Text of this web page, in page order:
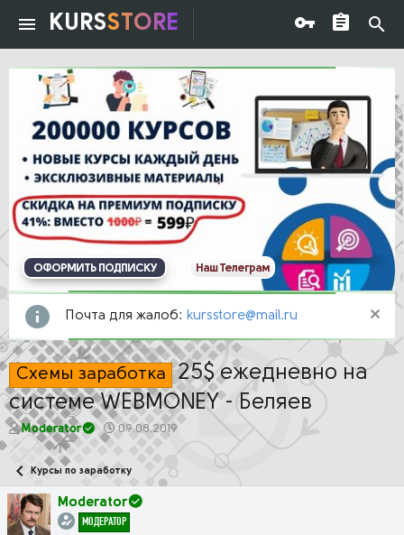
KURSSTORE
ОФОРМИТЬ ПОДПИСКУ Наш Телеграм
Почта для жалоб: kursstore@mail.ru
Схемы заработка 25$ ежедневно на
системе WEBMONEY - Беляев
А
т
о
р
т
е
Moderator
Д
а
а
ч
09.08.2019
Курсы по заработку
Moderator
МОДЕРАТОР